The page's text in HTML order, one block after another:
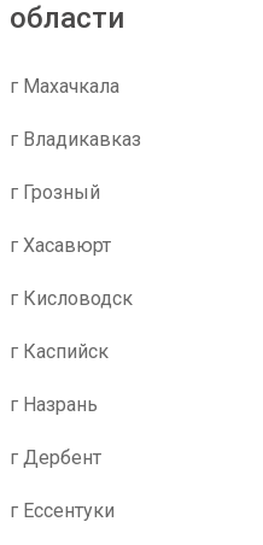
области
г Махачкала
г Владикавказ
г Грозный
г Хасавюрт
г Кисловодск
г Каспийск
г Назрань
г Дербент
г Ессентуки